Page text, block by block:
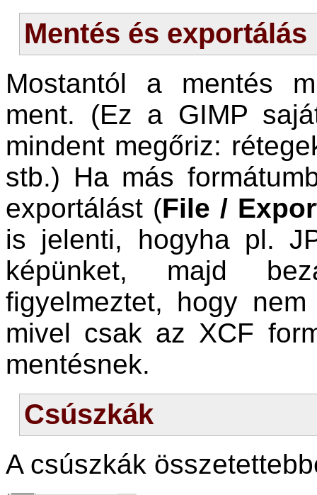
Mentés és exportálás
Mostantól a mentés
ment. (Ez a GIMP
mindent megőriz:
stb.) Ha más
exportálást (File /
is jelenti, hogyha pl.
képünket, majd
figyelmeztet, hogy
mivel csak az XCF
mentésnek.
Csúszkák
A csúszkák